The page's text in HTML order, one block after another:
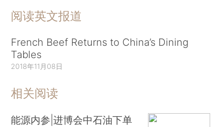
阅读英文报道
French Beef Returns to China’s Dining
Tables
2018年11月08日
相关阅读
能源内参|进博会中石油下单